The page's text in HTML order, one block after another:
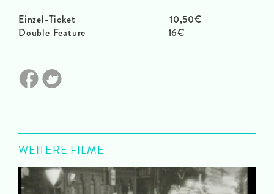
Einzel-Ticket 10,50€
Double Feature 16€
WEITERE FILME